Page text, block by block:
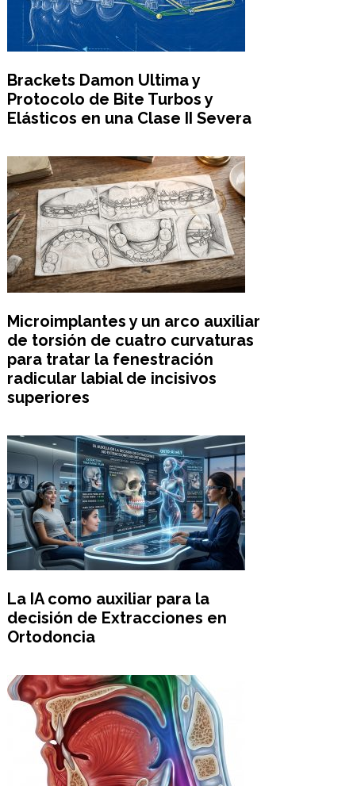
Brackets Damon Ultima y
Protocolo de Bite Turbos y
Elásticos en una Clase II Severa
Microimplantes y un arco auxiliar
de torsión de cuatro curvaturas
para tratar la fenestración
radicular labial de incisivos
superiores
La IA como auxiliar para la
decisión de Extracciones en
Ortodoncia